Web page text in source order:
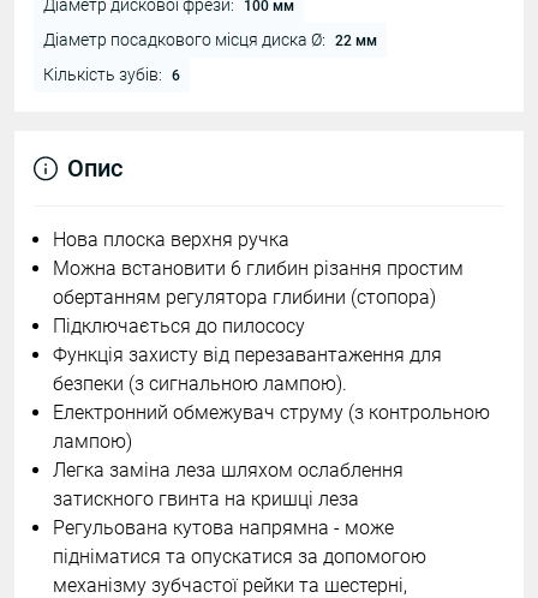
Діаметр дискової фрези: 100 мм
Діаметр посадкового місця диска Ø: 22 мм
Кількість зубів: 6
Опис
Нова плоска верхня ручка
Можна встановити 6 глибин різання простим
обертанням регулятора глибини (стопора)
Підключається до пилососу
Функція захисту від перезавантаження для
безпеки (з сигнальною лампою).
Електронний обмежувач струму (з контрольною
лампою)
Легка заміна леза шляхом ослаблення
затискного гвинта на кришці леза
Регульована кутова напрямна - може
підніматися та опускатися за допомогою
механізму зубчастої рейки та шестерні,